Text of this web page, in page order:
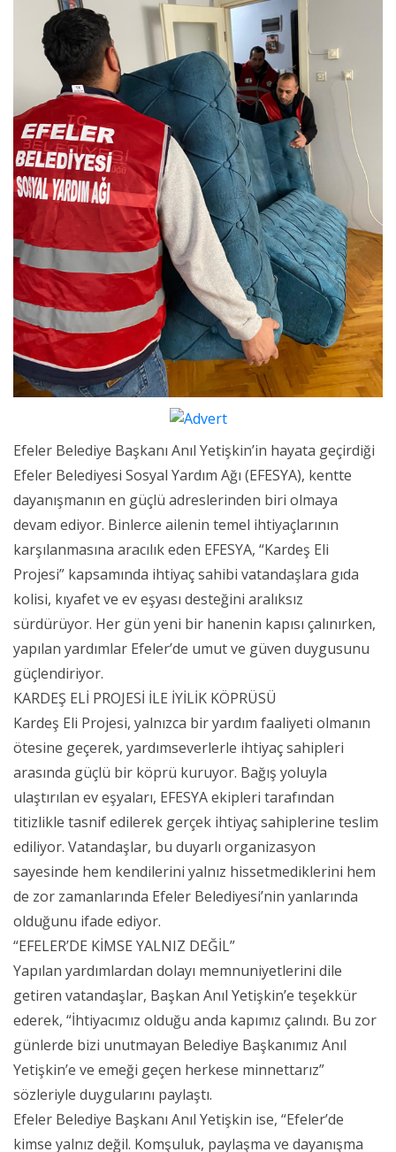
Efeler Belediye Başkanı Anıl Yetişkin’in hayata geçirdiği
Efeler Belediyesi Sosyal Yardım Ağı (EFESYA), kentte
dayanışmanın en güçlü adreslerinden biri olmaya
devam ediyor. Binlerce ailenin temel ihtiyaçlarının
karşılanmasına aracılık eden EFESYA, “Kardeş Eli
Projesi” kapsamında ihtiyaç sahibi vatandaşlara gıda
kolisi, kıyafet ve ev eşyası desteğini aralıksız
sürdürüyor. Her gün yeni bir hanenin kapısı çalınırken,
yapılan yardımlar Efeler’de umut ve güven duygusunu
güçlendiriyor.
KARDEŞ ELİ PROJESİ İLE İYİLİK KÖPRÜSÜ
Kardeş Eli Projesi, yalnızca bir yardım faaliyeti olmanın
ötesine geçerek, yardımseverlerle ihtiyaç sahipleri
arasında güçlü bir köprü kuruyor. Bağış yoluyla
ulaştırılan ev eşyaları, EFESYA ekipleri tarafından
titizlikle tasnif edilerek gerçek ihtiyaç sahiplerine teslim
ediliyor. Vatandaşlar, bu duyarlı organizasyon
sayesinde hem kendilerini yalnız hissetmediklerini hem
de zor zamanlarında Efeler Belediyesi’nin yanlarında
olduğunu ifade ediyor.
“EFELER’DE KİMSE YALNIZ DEĞİL”
Yapılan yardımlardan dolayı memnuniyetlerini dile
getiren vatandaşlar, Başkan Anıl Yetişkin’e teşekkür
ederek, “İhtiyacımız olduğu anda kapımız çalındı. Bu zor
günlerde bizi unutmayan Belediye Başkanımız Anıl
Yetişkin’e ve emeği geçen herkese minnettarız”
sözleriyle duygularını paylaştı.
Efeler Belediye Başkanı Anıl Yetişkin ise, “Efeler’de
kimse yalnız değil. Komşuluk, paylaşma ve dayanışma